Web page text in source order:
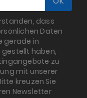
dass
Daten
gerade in
gestellt haben,
zu
mit unserer
kreuzen Sie
Newsletter